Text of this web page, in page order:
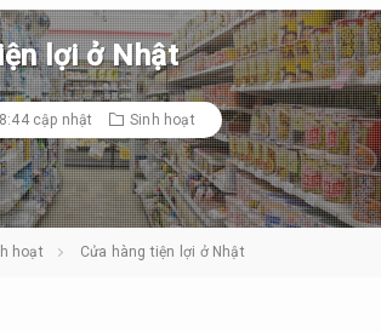
lợi ở Nhật
cập nhật Sinh hoạt
hoạt Cửa hàng tiện lợi ở Nhật